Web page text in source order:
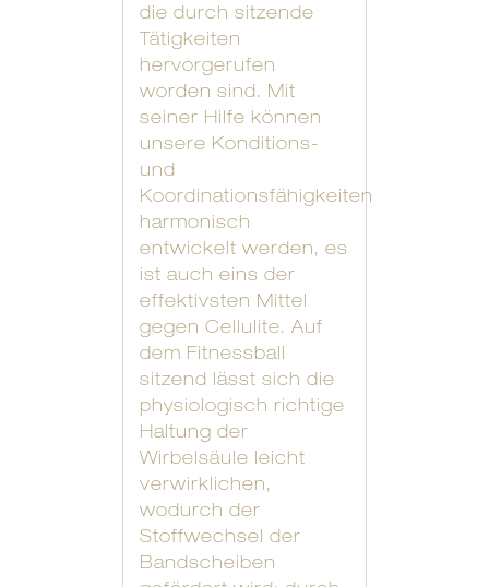
die durch sitzende
Tätigkeiten
hervorgerufen
worden sind. Mit
seiner Hilfe können
unsere Konditions-
und
Koordinationsfähigkeiten
harmonisch
entwickelt werden, es
ist auch eins der
effektivsten Mittel
gegen Cellulite. Auf
dem Fitnessball
sitzend lässt sich die
physiologisch richtige
Haltung der
Wirbelsäule leicht
verwirklichen,
wodurch der
Stoffwechsel der
Bandscheiben